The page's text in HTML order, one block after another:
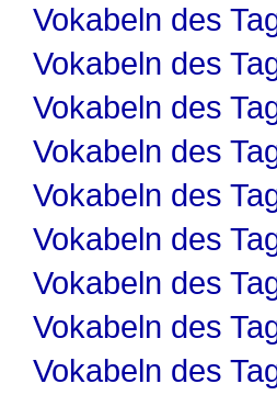
Vokabeln des
Vokabeln des
Vokabeln des
Vokabeln des
Vokabeln des
Vokabeln des
Vokabeln des
Vokabeln des
Vokabeln des